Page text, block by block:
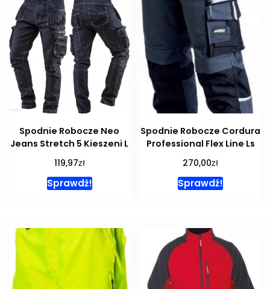
Spodnie Robocze Neo
Jeans Stretch 5 Kieszeni L
119,97zł
Sprawdź!
Spodnie Robocze Cordura
Professional Flex Line Ls
270,00zł
Sprawdź!